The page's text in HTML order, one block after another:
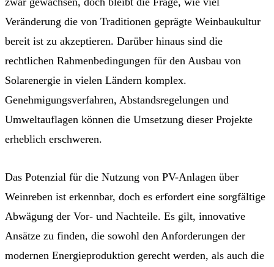
Veränderung die von Traditionen geprägte Weinbaukultur
bereit ist zu akzeptieren. Darüber hinaus sind die
rechtlichen Rahmenbedingungen für den Ausbau von
Solarenergie in vielen Ländern komplex.
Genehmigungsverfahren, Abstandsregelungen und
Umweltauflagen können die Umsetzung dieser Projekte
erheblich erschweren.
Das Potenzial für die Nutzung von PV-Anlagen über
Weinreben ist erkennbar, doch es erfordert eine sorgfältige
Abwägung der Vor- und Nachteile. Es gilt, innovative
Ansätze zu finden, die sowohl den Anforderungen der
modernen Energieproduktion gerecht werden, als auch die